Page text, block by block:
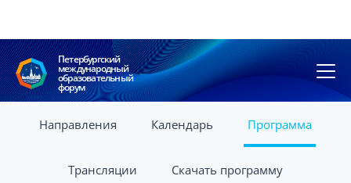
Петербургский
международный
образовательный
форум
Направления Календарь Программа
Трансляции Скачать программу